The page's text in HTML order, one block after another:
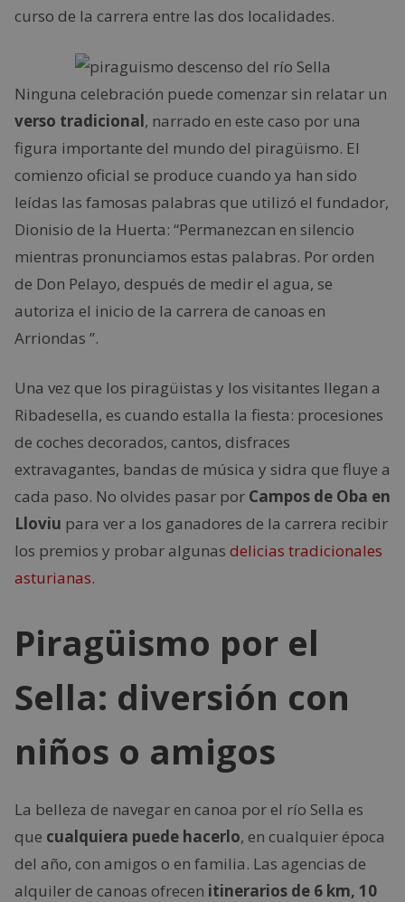
curso de la carrera entre las dos localidades.
Ninguna celebración puede comenzar sin relatar un
verso tradicional, narrado en este caso por una
figura importante del mundo del piragüismo. El
comienzo oficial se produce cuando ya han sido
leídas las famosas palabras que utilizó el fundador,
Dionisio de la Huerta: “Permanezcan en silencio
mientras pronunciamos estas palabras. Por orden
de Don Pelayo, después de medir el agua, se
autoriza el inicio de la carrera de canoas en
Arriondas ”.
Una vez que los piragüistas y los visitantes llegan a
Ribadesella, es cuando estalla la fiesta: procesiones
de coches decorados, cantos, disfraces
extravagantes, bandas de música y sidra que fluye a
cada paso. No olvides pasar por Campos de Oba en
Lloviu para ver a los ganadores de la carrera recibir
los premios y probar algunas delicias tradicionales
asturianas.
Piragüismo por el
Sella: diversión con
niños o amigos
La belleza de navegar en canoa por el río Sella es
que cualquiera puede hacerlo, en cualquier época
del año, con amigos o en familia. Las agencias de
alquiler de canoas ofrecen itinerarios de 6 km, 10